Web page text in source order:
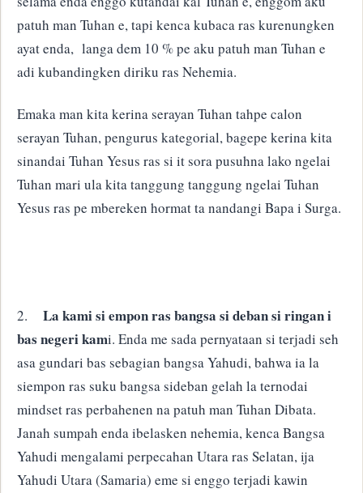
patuh man Tuhan e, tapi kenca kubaca ras kurenungken
ayat enda, langa dem 10 % pe aku patuh man Tuhan e
adi kubandingken diriku ras Nehemia.
Emaka man kita kerina serayan Tuhan tahpe calon
serayan Tuhan, pengurus kategorial, bagepe kerina kita
sinandai Tuhan Yesus ras si it sora pusuhna lako ngelai
Tuhan mari ula kita tanggung tanggung ngelai Tuhan
Yesus ras pe mbereken hormat ta nandangi Bapa i Surga.
2.
La kami si empon ras bangsa si deban si ringan i
bas negeri kami. Enda me sada pernyataan si terjadi seh
asa gundari bas sebagian bangsa Yahudi, bahwa ia la
siempon ras suku bangsa sideban gelah la ternodai
mindset ras perbahenen na patuh man Tuhan Dibata.
Janah sumpah enda ibelasken nehemia, kenca Bangsa
Yahudi mengalami perpecahan Utara ras Selatan, ija
Yahudi Utara (Samaria) eme si enggo terjadi kawin